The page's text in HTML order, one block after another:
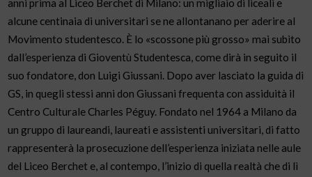
anni prima al Liceo Berchet di Milano: un migliaio di liceali e
alcune centinaia di universitari se ne allontanano per aderire al
Movimento studentesco. È lo «scossone più grosso» mai subìto
dall’esperienza di Gioventù Studentesca, come dirà in seguito il
suo fondatore, don Luigi Giussani. Dopo aver lasciato la guida di
GS, in quegli stessi anni don Giussani frequenta con assiduità il
Centro Culturale Charles Péguy. Fondato nel 1964 a Milano da
un gruppo di laureandi, laureati e assistenti universitari, di fatto
rappresenterà la prosecuzione dell’esperienza iniziata nelle aule
del Liceo Berchet e, al contempo, l’inizio di quella realtà che di lì